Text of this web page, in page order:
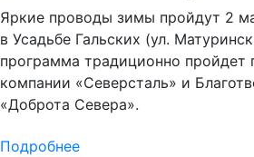
Яркие проводы зимы пройдут 2
в Усадьбе Гальских (ул.
программа традиционно пройдет
компании «Северсталь» и
«Доброта Севера».
Подробнее